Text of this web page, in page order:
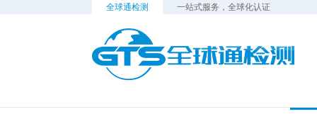
全球通检测 一站式服务，全球化认证